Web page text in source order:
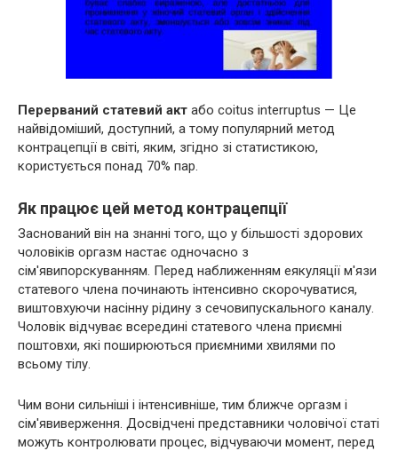
Перерваний статевий акт або сoitus interruptus — Це
найвідоміший, доступний, а тому популярний метод
контрацепції в світі, яким, згідно зі статистикою,
користується понад 70% пар.
Як працює цей метод контрацепції
Заснований він на знанні того, що у більшості здорових
чоловіків оргазм настає одночасно з
сім'явипорскуванням. Перед наближенням еякуляції м'язи
статевого члена починають інтенсивно скорочуватися,
виштовхуючи насінну рідину з сечовипускального каналу.
Чоловік відчуває всередині статевого члена приємні
поштовхи, які поширюються приємними хвилями по
всьому тілу.
Чим вони сильніші і інтенсивніше, тим ближче оргазм і
сім'явиверження. Досвідчені представники чоловічої статі
можуть контролювати процес, відчуваючи момент, перед